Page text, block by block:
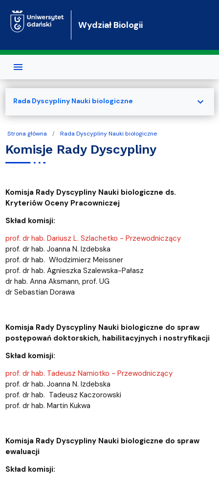
Wydział Biologii
Strona główna Rada Dyscypliny Nauki biologiczne
Komisje Rady Dyscypliny
Komisja Rady Dyscypliny Nauki biologiczne ds.
Kryteriów Oceny Pracowniczej
Skład komisji:
prof. dr hab. Dariusz L. Szlachetko - Przewodniczący
prof. dr hab. Joanna N. Izdebska
prof. dr hab. Włodzimierz Meissner
prof. dr hab. Agnieszka Szalewska-Pałasz
dr hab. Anna Aksmann, prof. UG
dr Sebastian Dorawa
Komisja Rady Dyscypliny Nauki biologiczne do spraw
postępowań doktorskich, habilitacyjnych i nostryfikacji
Skład komisji:
prof. dr hab. Tadeusz Namiotko - Przewodniczący
prof. dr hab. Joanna N. Izdebska
prof. dr hab. Tadeusz Kaczorowski
prof. dr hab. Martin Kukwa
Komisja Rady Dyscypliny Nauki biologiczne do spraw
ewaluacji
Skład komisji:
Rada Dyscypliny Nauki biologiczne expand_more